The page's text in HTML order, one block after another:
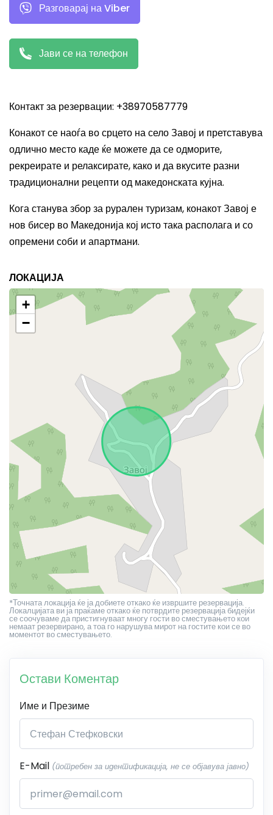
Разговарај на Viber
Јави се на телефон
Контакт за резервации: +38970587779
Конакот се наоѓа во срцето на село Завој и претставува
одлично место каде ќе можете да се одморите,
рекреирате и релаксирате, како и да вкусите разни
традиционални рецепти од македонската кујна.
Кога станува збор за рурален туризам, конакот Завој е
нов бисер во Македонија кој исто така располага и со
опремени соби и апартмани.
ЛОКАЦИЈА
+
−
*Точната локација ќе ја добиете откако ќе извршите резервација.
Локалцијата ви ја праќаме откако ќе потврдите резервација бидејќи
се соочуваме да пристигнуваат многу гости во сместувањето кои
немаат резервирано, а тоа го нарушува мирот на гостите кои се во
моментот во сместувањето.
Остави Коментар
Име и Презиме
E-Mail (потребен за идентификација, не се објавува јавно)